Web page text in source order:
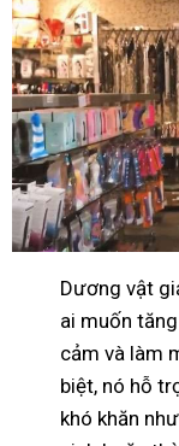
Dương vật
ai muốn
cảm và làm
biệt, nó hỗ
khó khăn